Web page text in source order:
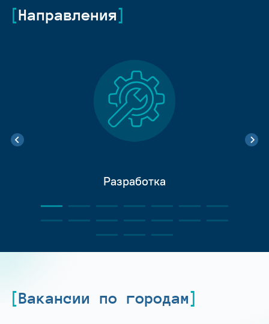
Направления
Разработка
Вакансии по городам